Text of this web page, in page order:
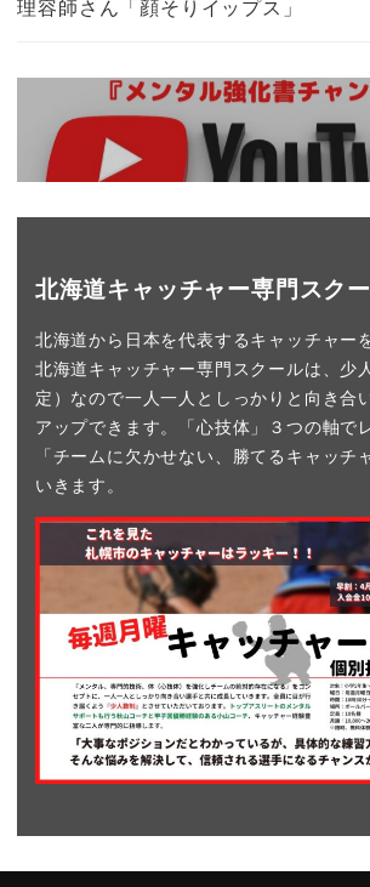
理容師さん「顔そりイップス」
北海道キャッチャー専門スク
北海道から日本を代表するキャッチャー
北海道キャッチャー専門スクールは、少
定）なので一人一人としっかりと向き合
アップできます。「心技体」３つの軸で
「チームに欠かせない、勝てるキャッチ
いきます。